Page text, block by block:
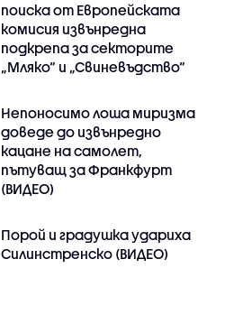
поиска от Европейската
комисия извънредна
подкрепа за секторите
„Мляко“ и „Свиневъдство“
Непоносимо лоша миризма
доведе до извънредно
кацане на самолет,
пътуващ за Франкфурт
(ВИДЕО)
Порой и градушка удариха
Силинстренско (ВИДЕО)